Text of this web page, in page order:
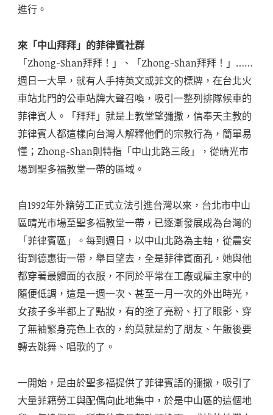
進行。
來「中山拜拜」的菲律賓社群
「Zhong-Shan拜拜！」、「Zhong-Shan拜拜！」……
週日一大早，就有人手持英文或菲文的標牌，在台北火
車站北門的公車站牌大聲召喚，吸引一整列排隊候車的
菲律賓人。「拜拜」就是上教堂望彌撒，信奉天主教的
菲律賓人都這樣向台灣人解釋他們的宗教行為，簡單易
懂；Zhong-Shan則特指「中山北路三段」，從晴光市
場到聖多福教堂一帶的區域。
自1992年外籍勞工正式立法引進台灣以來，台北市中山
區晴光市場至聖多福教堂一帶，已逐漸發展成為台灣的
「菲律賓區」。每到週日，以中山北路為主軸，從農安
街到德惠街一帶，舉目望去，全是菲律賓面孔，她與他
都穿著最體面的衣服，不同於平常在工廠或雇主家中的
隨便低調，這是一週一次、甚至一月一次的外出時光，
女孩子多半都上了點妝，有的塗了亮粉、打了眼影、穿
了無袖緊身亮色上衣的，約莫就是約了朋友、午飯後要
轉去跳舞、唱歌的了。
一開始，是由於聖多福提供了菲律賓語的彌撒，吸引了
大量菲籍勞工與配偶向此地集中，於是中山區的這個地